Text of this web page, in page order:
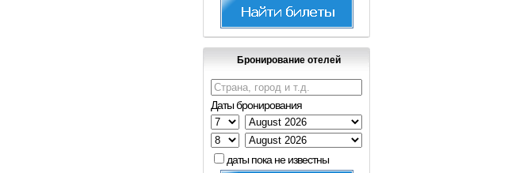
Бронирование отелей
Даты бронирования
даты пока не известны